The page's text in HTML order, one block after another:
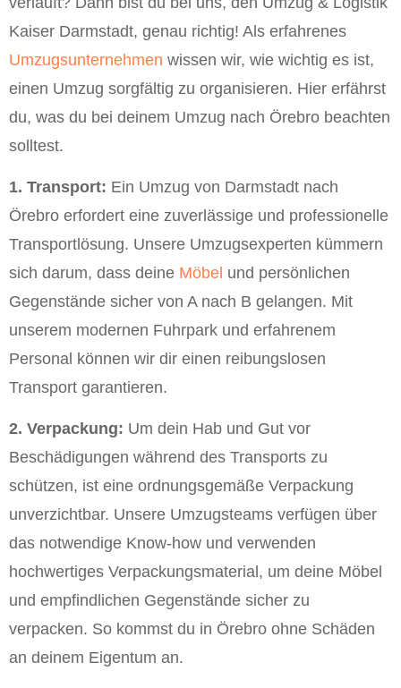
Kaiser Darmstadt, genau richtig! Als erfahrenes
Umzugsunternehmen wissen wir, wie wichtig es ist,
einen Umzug sorgfältig zu organisieren. Hier erfährst
du, was du bei deinem Umzug nach Örebro beachten
solltest.
1. Transport: Ein Umzug von Darmstadt nach
Örebro erfordert eine zuverlässige und professionelle
Transportlösung. Unsere Umzugsexperten kümmern
sich darum, dass deine Möbel und persönlichen
Gegenstände sicher von A nach B gelangen. Mit
unserem modernen Fuhrpark und erfahrenem
Personal können wir dir einen reibungslosen
Transport garantieren.
2. Verpackung: Um dein Hab und Gut vor
Beschädigungen während des Transports zu
schützen, ist eine ordnungsgemäße Verpackung
unverzichtbar. Unsere Umzugsteams verfügen über
das notwendige Know-how und verwenden
hochwertiges Verpackungsmaterial, um deine Möbel
und empfindlichen Gegenstände sicher zu
verpacken. So kommst du in Örebro ohne Schäden
an deinem Eigentum an.